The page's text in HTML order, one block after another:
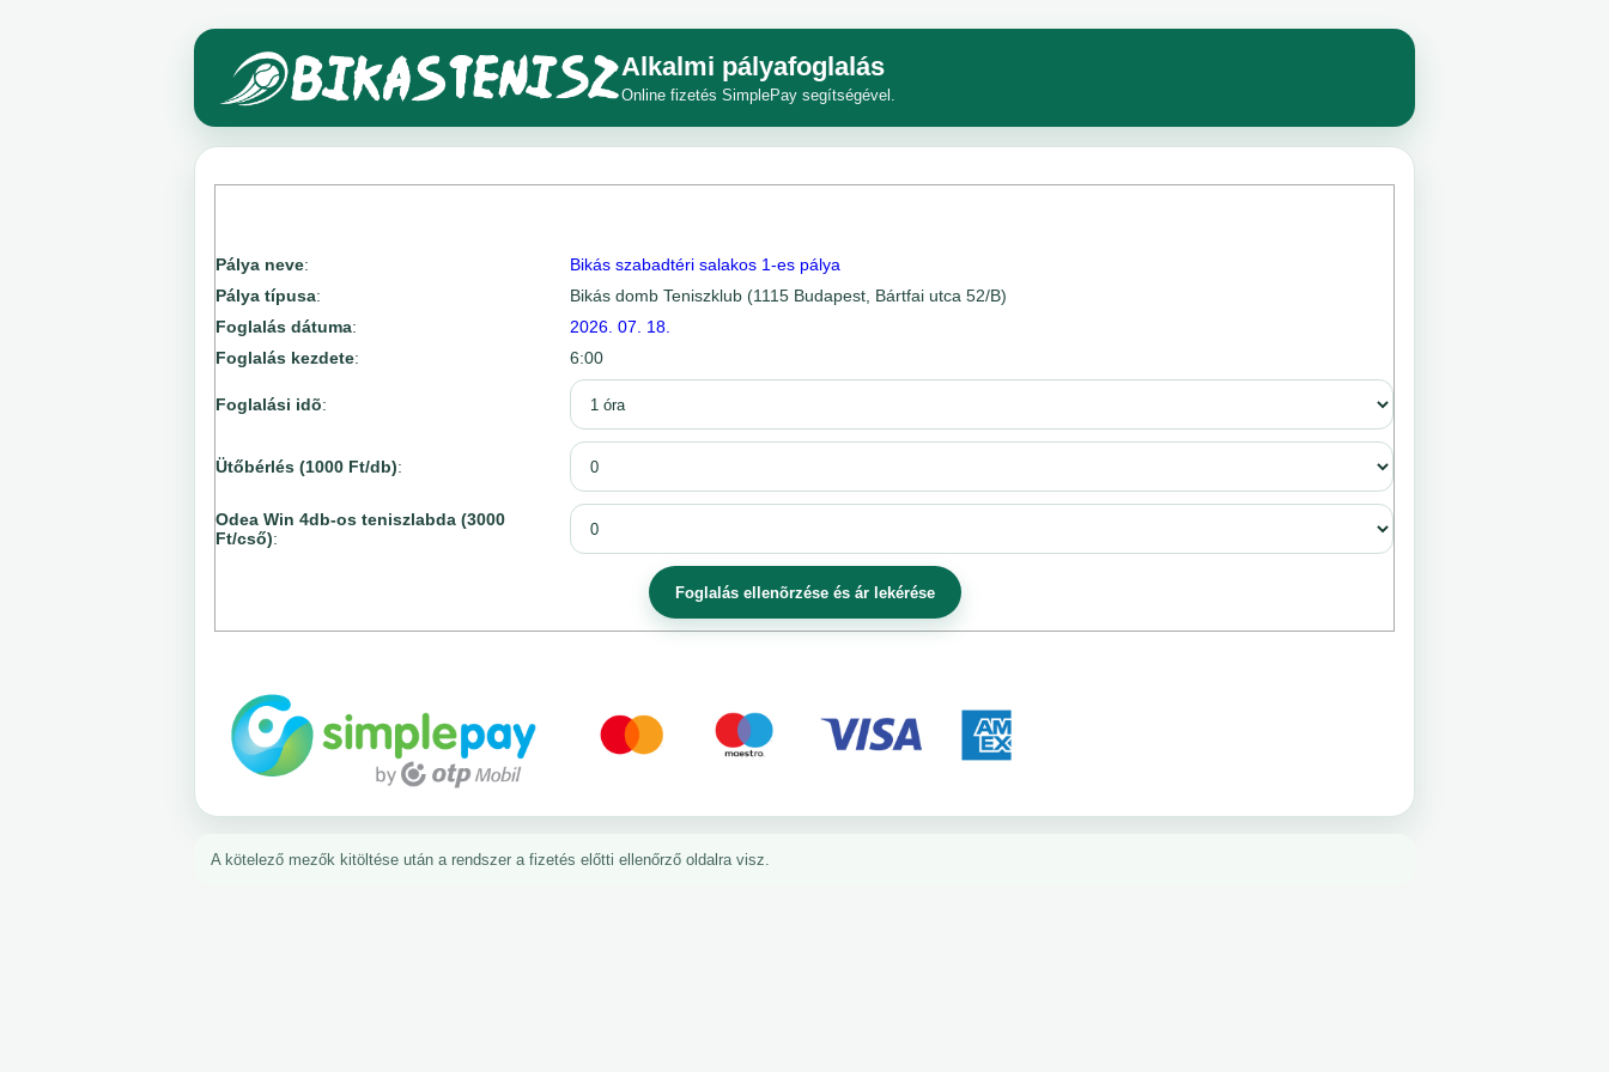
Alkalmi pályafoglalás
Online fizetés SimplePay segítségével.
Pálya neve:
Bikás szabadtéri salakos 1-es pálya
Pálya típusa:
Bikás domb Teniszklub (1115 Budapest, Bártfai utca 52/B)
Foglalás dátuma:
2026. 07. 18.
Foglalás kezdete: 6:00
Foglalási idõ:
Ütőbérlés (1000 Ft/db):
Odea Win 4db-os teniszlabda (3000
Ft/cső):
A kötelező mezők kitöltése után a rendszer a fizetés előtti ellenőrző oldalra visz.